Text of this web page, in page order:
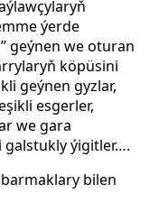
ýerde
geýnen we oturan
köpüsini
geýnen gyzlar,
esgerler,
we gara
galstukly ýigitler….
bilen